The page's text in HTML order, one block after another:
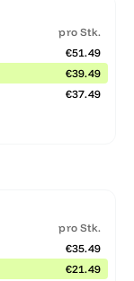
pro Stk.
€51.49
€39.49
€37.49
pro Stk.
€35.49
€21.49